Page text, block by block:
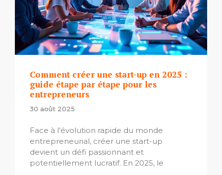
Comment créer une start-up en 2025 :
guide étape par étape pour les
entrepreneurs
30 août 2025
Face à l’évolution rapide du monde
entrepreneurial, créer une start-up
devient un défi passionnant et
potentiellement lucratif. En 2025, le